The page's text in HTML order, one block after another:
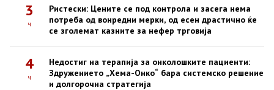
3
ч
Ристески: Цените се под контрола и засега нема
потреба од вонредни мерки, од есен драстично ќе
се зголемат казните за нефер трговија
4
ч
Недостиг на терапија за онколошките пациенти:
Здружението „Хема-Онко“ бара системско решение
и долгорочна стратегија